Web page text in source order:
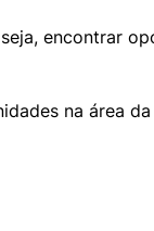
encontrar
na área da